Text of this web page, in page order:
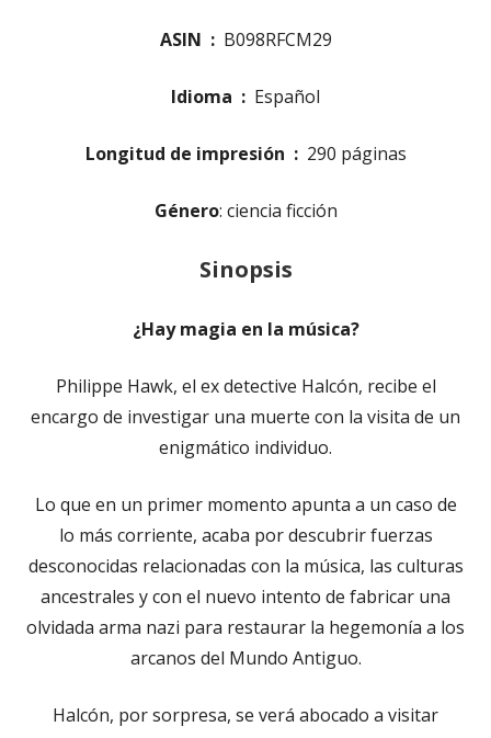
ASIN ‏ : ‎ B098RFCM29
Idioma ‏ : ‎ Español
Longitud de impresión ‏ : ‎ 290 páginas
Género: ciencia ficción
Sinopsis
¿Hay magia en la música?
Philippe Hawk, el ex detective Halcón, recibe el
encargo de investigar una muerte con la visita de un
enigmático individuo.
Lo que en un primer momento apunta a un caso de
lo más corriente, acaba por descubrir fuerzas
desconocidas relacionadas con la música, las culturas
ancestrales y con el nuevo intento de fabricar una
olvidada arma nazi para restaurar la hegemonía a los
arcanos del Mundo Antiguo.
Halcón, por sorpresa, se verá abocado a visitar